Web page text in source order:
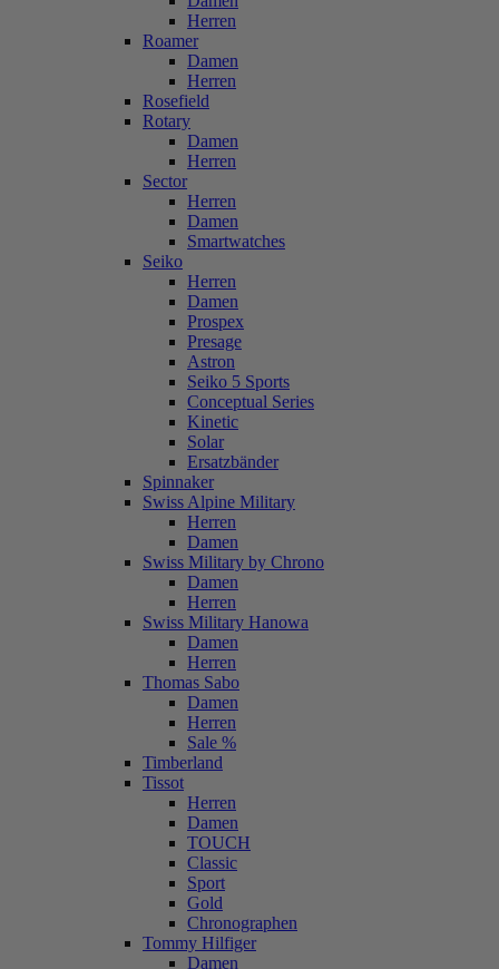
Herren
Roamer
Damen
Herren
Rosefield
Rotary
Damen
Herren
Sector
Herren
Damen
Smartwatches
Seiko
Herren
Damen
Prospex
Presage
Astron
Seiko 5 Sports
Conceptual Series
Kinetic
Solar
Ersatzbänder
Spinnaker
Swiss Alpine Military
Herren
Damen
Swiss Military by Chrono
Damen
Herren
Swiss Military Hanowa
Damen
Herren
Thomas Sabo
Damen
Herren
Sale %
Timberland
Tissot
Herren
Damen
TOUCH
Classic
Sport
Gold
Chronographen
Tommy Hilfiger
Damen